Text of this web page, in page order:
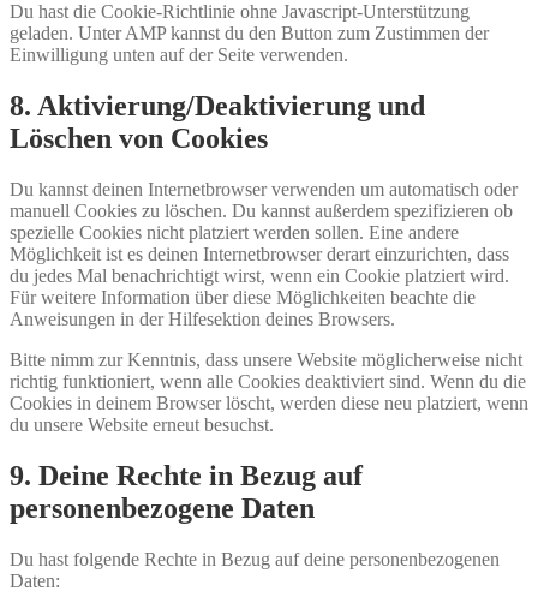
Du hast die Cookie-Richtlinie ohne Javascript-Unterstützung
geladen. Unter AMP kannst du den Button zum Zustimmen der
Einwilligung unten auf der Seite verwenden.
8. Aktivierung/Deaktivierung und
Löschen von Cookies
Du kannst deinen Internetbrowser verwenden um automatisch oder
manuell Cookies zu löschen. Du kannst außerdem spezifizieren ob
spezielle Cookies nicht platziert werden sollen. Eine andere
Möglichkeit ist es deinen Internetbrowser derart einzurichten, dass
du jedes Mal benachrichtigt wirst, wenn ein Cookie platziert wird.
Für weitere Information über diese Möglichkeiten beachte die
Anweisungen in der Hilfesektion deines Browsers.
Bitte nimm zur Kenntnis, dass unsere Website möglicherweise nicht
richtig funktioniert, wenn alle Cookies deaktiviert sind. Wenn du die
Cookies in deinem Browser löscht, werden diese neu platziert, wenn
du unsere Website erneut besuchst.
9. Deine Rechte in Bezug auf
personenbezogene Daten
Du hast folgende Rechte in Bezug auf deine personenbezogenen
Daten: